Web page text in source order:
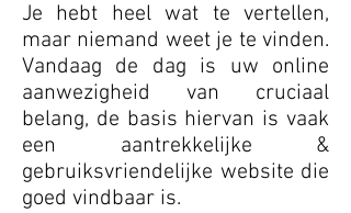
Je hebt heel wat te vertellen,
maar niemand weet je te vinden.
Vandaag de dag is uw online
aanwezigheid van cruciaal
belang, de basis hiervan is vaak
een aantrekkelijke &
gebruiksvriendelijke website die
goed vindbaar is.